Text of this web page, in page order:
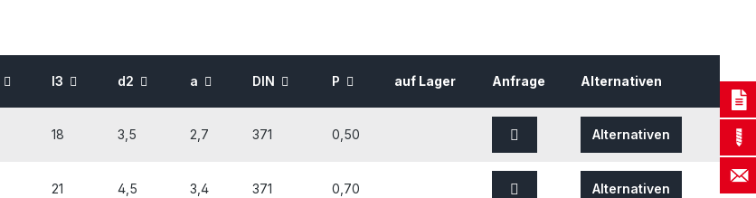
l3 d2 a DIN P auf Lager Anfrage Alternativen
18 3,5 2,7 371 0,50 Alternativen
21 4,5 3,4 371 0,70 Alternativen